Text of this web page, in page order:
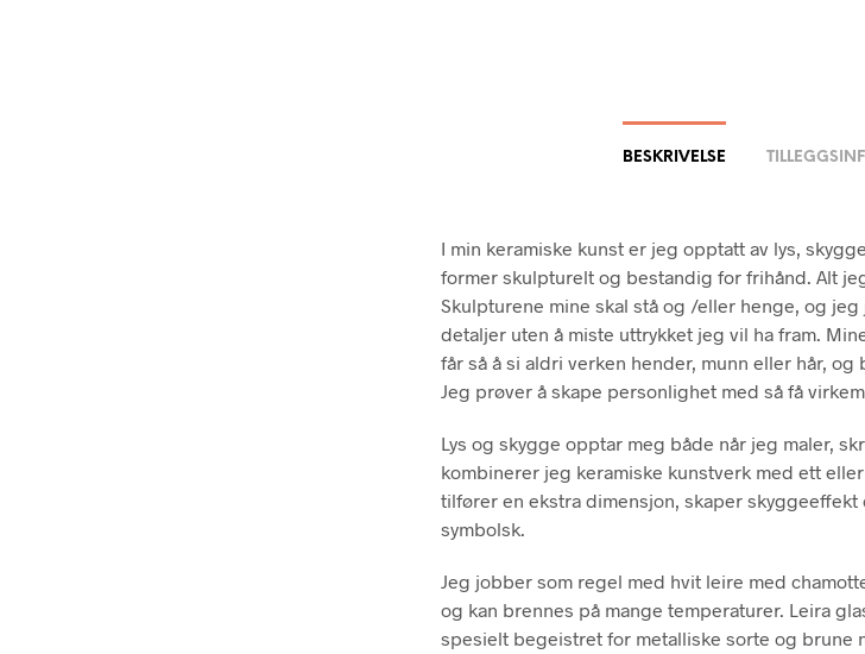
BESKRIVELSE
I min keramiske kunst er jeg opptatt av lys,
former skulpturelt og bestandig for frihånd. Alt
Skulpturene mine skal stå og /eller henge, og
detaljer uten å miste uttrykket jeg vil ha fram.
får så å si aldri verken hender, munn eller hår,
Jeg prøver å skape personlighet med så få
Lys og skygge opptar meg både når jeg maler,
kombinerer jeg keramiske kunstverk med ett
tilfører en ekstra dimensjon, skaper
symbolsk.
Jeg jobber som regel med hvit leire med
og kan brennes på mange temperaturer. Leira
spesielt begeistret for metalliske sorte og brune